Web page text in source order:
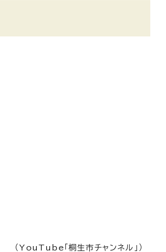
（YouTube「桐生市チャンネル」）